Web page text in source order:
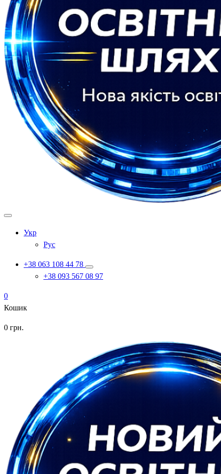
Укр
Рус
+38 063 108 44 78
+38 093 567 08 97
0
Кошик
0 грн.